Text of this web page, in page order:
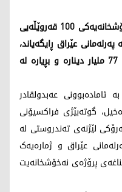
لە قەزای شنگال بەردی بناغەی نەخۆشخانەیەکی 100 قەروێڵەیی
عێراق ڕایگەیاند،
گوژمەی دروستکردنی نەخۆسخانەکە 77 ملیار دینارە و بڕیارە لە
یەکشەممە 22ـی ئەیلوولی 2024 بە ئامادەبوونی عەبدولقادر
گوتەبێژی فراکسیۆنی
لێژنەی تەندروستی لە
عێراق و ژمارەیەک
پرۆژەی نەخۆشخانەیت